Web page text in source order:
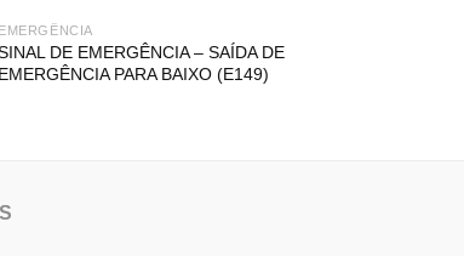
EMERGÊNCIA
DE EMERGÊNCIA – SAÍDA DE
EMERGÊNCIA PARA BAIXO (E149)